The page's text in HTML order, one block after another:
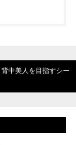
背中美人を目指すシー